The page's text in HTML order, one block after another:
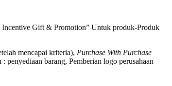
Incentive Gift & Promotion” Untuk produk-Produk
mencapai kriteria), Purchase With Purchase
penyediaan barang, Pemberian logo perusahaan